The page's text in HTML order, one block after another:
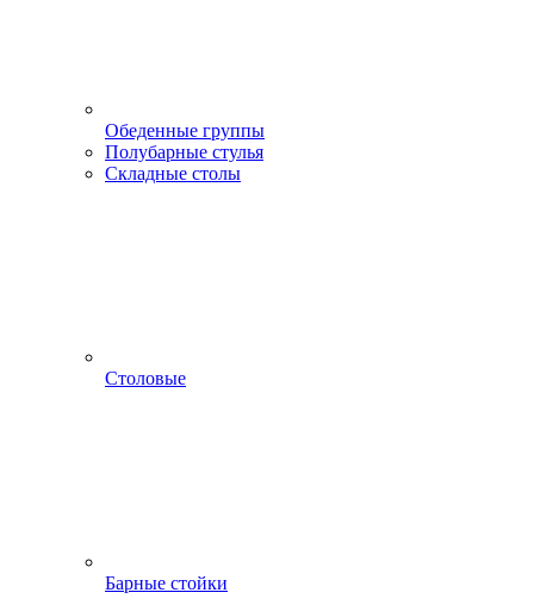
Обеденные группы
Полубарные стулья
Складные столы
Столовые
Барные стойки